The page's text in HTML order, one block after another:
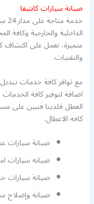
صيانة سيارات كابتيفا
الداخلية والخارجية وكافة
متميزة، نعمل على اكتشاف
والتقنيات.
مع توافر كافة خدمات
اضافة لتوفير كافة الخدمات
العطل فلدينا فنيين على
كافة الاعطال.
صيانة سيارات
صيانه سيارات
صيانة سيارات
صيانة وإصلاح